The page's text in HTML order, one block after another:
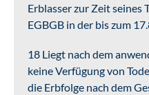
Erblasser zur Zeit seines
EGBGB in der bis zum
18 Liegt nach dem
keine Verfügung von
die Erbfolge nach dem